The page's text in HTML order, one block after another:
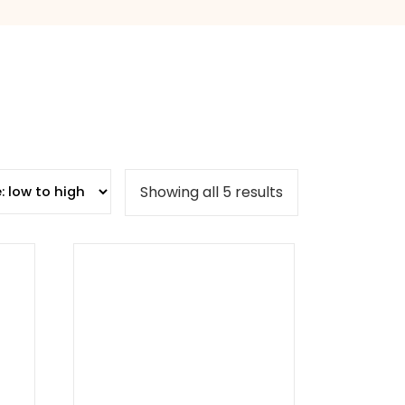
Showing all 5 results